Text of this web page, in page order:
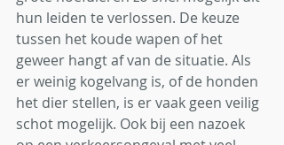
hun leiden te verlossen. De keuze
tussen het koude wapen of het
geweer hangt af van de situatie. Als
er weinig kogelvang is, of de honden
het dier stellen, is er vaak geen veilig
schot mogelijk. Ook bij een nazoek